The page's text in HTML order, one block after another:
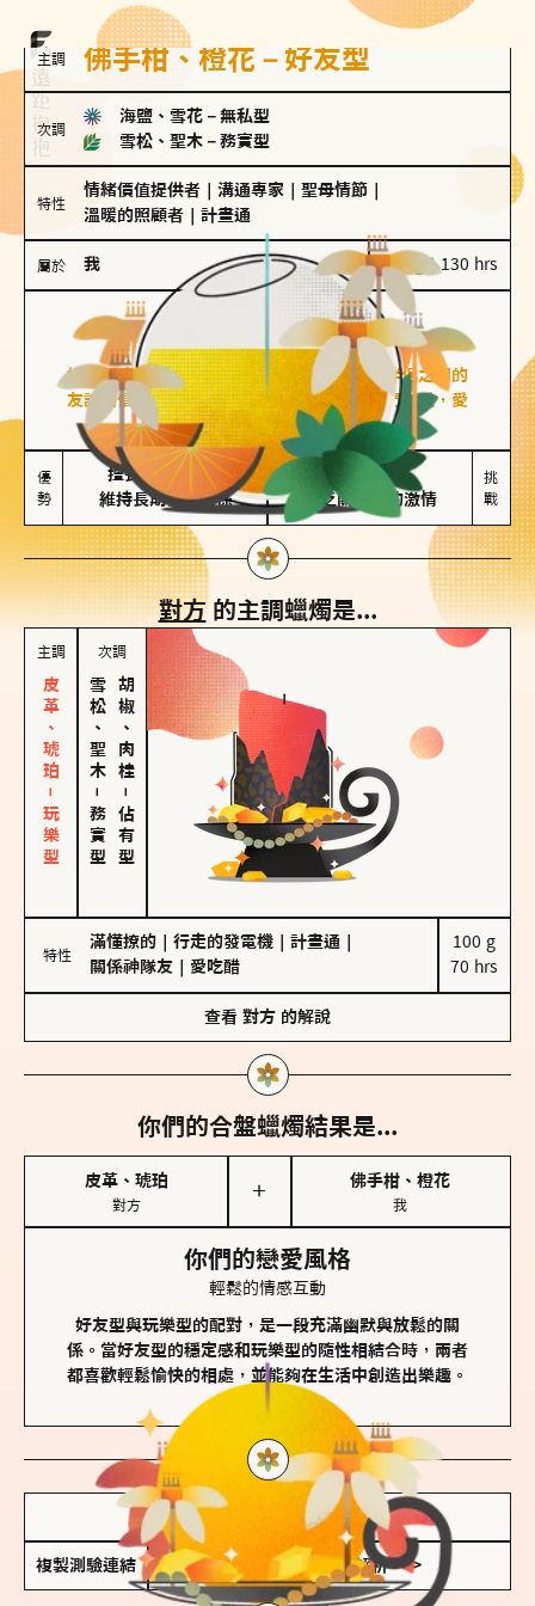
主調 佛手柑、橙花－好友型
次調
海鹽、雪花 － 無私型
雪松、聖木 － 務實型
特性
情緒價值提供者 溝通專家 聖母情節
溫暖的照顧者
計畫通
屬於 我 100 g｜130 hrs
好友型
佛手柑、橙花
好友型的人喜歡分享生活中的點滴，重視與伴侶之間的
友誼和信任，穩定感是重要的關鍵詞。對他們來說，愛
情是心靈深處的共鳴和理解。
優
勢
擅長聆聽與溝通
維持長期穩定關係
不喜歡變化
缺乏關係中的激情
挑
戰
對方的主調蠟燭是...
主調
皮革、琥珀－玩樂型
次調
雪松、聖木
－
務實型
胡椒、肉桂
－
佔有型
特性
滿懂撩的 行走的發電機 計畫通
關係神隊友
愛吃醋
100 g
70 hrs
查看 對方 的解說
你們的合盤蠟燭結果是...
皮革、琥珀
對方
＋
佛手柑、橙花
我
你們的戀愛風格
輕鬆的情感互動
好友型與玩樂型的配對，是一段充滿幽默與放鬆的關
係。當好友型的穩定感和玩樂型的隨性相結合時，兩者
都喜歡輕鬆愉快的相處，並能夠在生活中創造出樂趣。
儲存我的結果圖
複製測驗連結 查看香氛類型全解析 >>>